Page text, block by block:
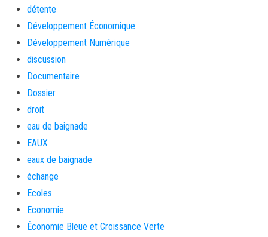
détente
Développement Économique
Développement Numérique
discussion
Documentaire
Dossier
droit
eau de baignade
EAUX
eaux de baignade
échange
Ecoles
Economie
Économie Bleue et Croissance Verte